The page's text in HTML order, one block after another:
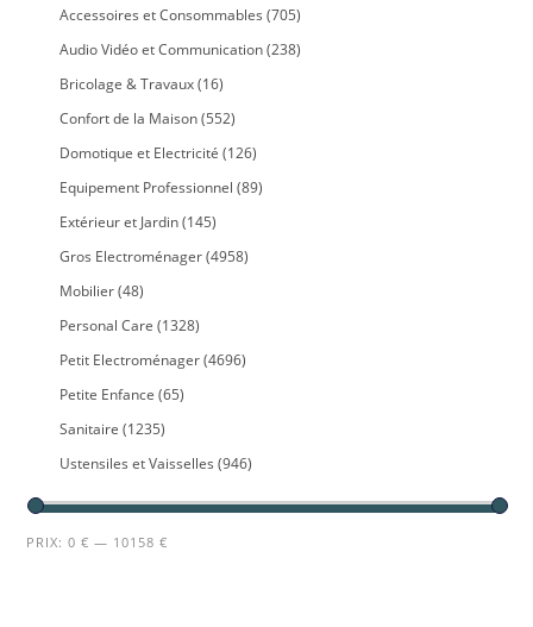
Accessoires et Consommables (705)
Audio Vidéo et Communication (238)
Bricolage & Travaux (16)
Confort de la Maison (552)
Domotique et Electricité (126)
Equipement Professionnel (89)
Extérieur et Jardin (145)
Gros Electroménager (4958)
Mobilier (48)
Personal Care (1328)
Petit Electroménager (4696)
Petite Enfance (65)
Sanitaire (1235)
Ustensiles et Vaisselles (946)
PRIX:0 € — 10158 €